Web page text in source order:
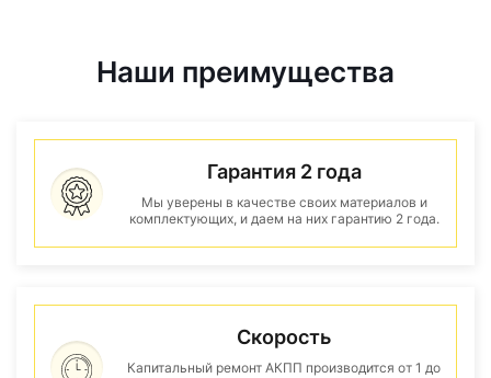
Наши преимущества
Гарантия 2 года
Мы уверены в качестве своих материалов и
комплектующих, и даем на них гарантию 2 года.
Скорость
Капитальный ремонт АКПП производится от 1 до